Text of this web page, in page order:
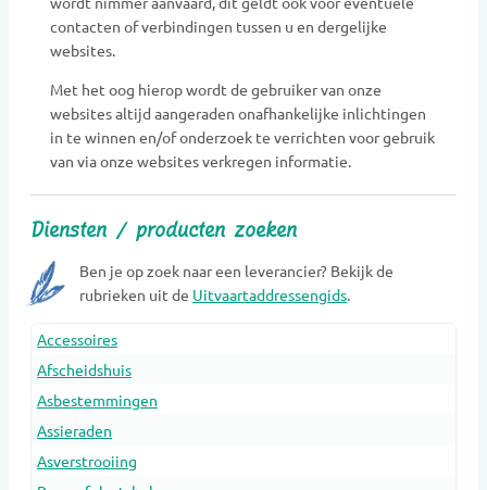
contacten of verbindingen tussen u en dergelijke
websites.
Met het oog hierop wordt de gebruiker van onze
websites altijd aangeraden onafhankelijke inlichtingen
in te winnen en/of onderzoek te verrichten voor gebruik
van via onze websites verkregen informatie.
Diensten / producten zoeken
Ben je op zoek naar een leverancier? Bekijk de
rubrieken uit de Uitvaartaddressengids.
Accessoires
Afscheidshuis
Asbestemmingen
Assieraden
Asverstrooiing